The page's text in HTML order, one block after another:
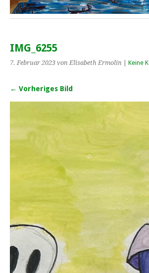
IMG_6255
7. Februar 2023 von Elisabeth Ermolin | Keine
← Vorheriges Bild